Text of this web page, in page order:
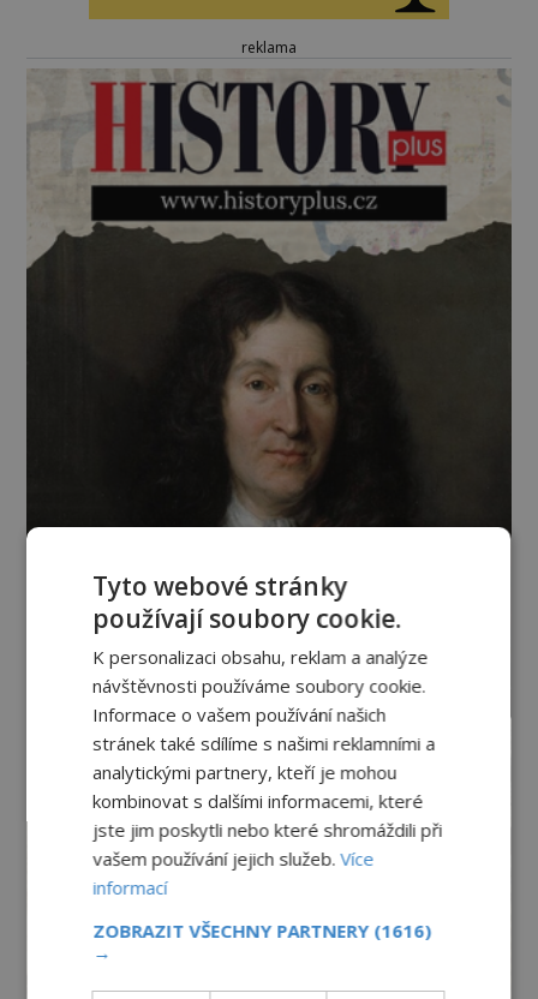
reklama
Tyto webové stránky
používají soubory cookie.
K personalizaci obsahu, reklam a analýze
návštěvnosti používáme soubory cookie.
Informace o vašem používání našich
stránek také sdílíme s našimi reklamními a
analytickými partnery, kteří je mohou
kombinovat s dalšími informacemi, které
jste jim poskytli nebo které shromáždili při
vašem používání jejich služeb.Více
informací
ZOBRAZIT VŠECHNY PARTNERY (1616)
→